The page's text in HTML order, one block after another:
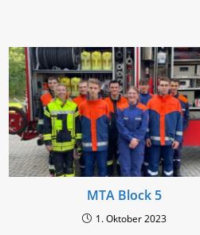
MTA Block 5
1. Oktober 2023